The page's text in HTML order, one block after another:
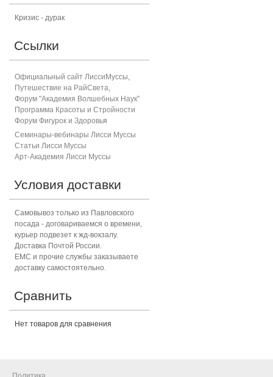
Кризис - дурак
Ссылки
Официальный сайт ЛиссиМуссы,
Путешествие на РайСвета,
Форум "Академия Волшебных Наук"
Программа Красоты и Стройности
Форум Фигурок и Здоровья
Семинары-вебинары Лисси Муссы
Статьи Лисси Муссы
Арт-Академия Лисси Муссы
Условия доставки
Самовывоз только из Павловского
посада - договариваемся о времени,
курьер подвезет к жд-вокзалу.
Доставка Почтой России.
ЕМС и прочие службы заказываете
доставку самостоятельно.
Сравнить
Нет товаров для сравнения